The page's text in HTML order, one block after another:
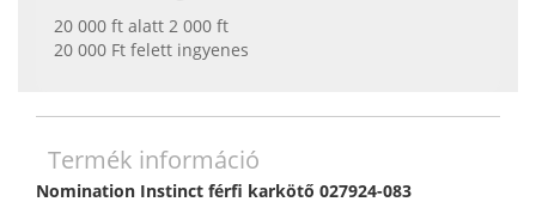
20 000 ft alatt 2 000 ft
20 000 Ft felett ingyenes
Termék információ
Nomination Instinct férfi karkötő 027924-083